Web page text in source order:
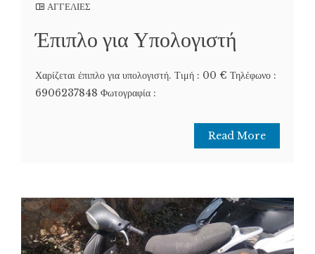
ΑΓΓΕΛΙΕΣ
Έπιπλο για Υπολογιστή
Χαρίζεται έπιπλο για υπολογιστή. Τιμή : 00 € Τηλέφωνο :
6906237848 Φωτογραφία :
Read More